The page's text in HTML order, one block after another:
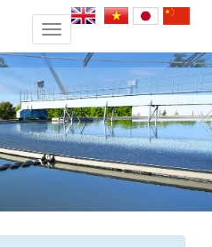
Toggle
navigation